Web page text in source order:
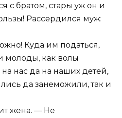
с братом, стары уж он и
Рассердился муж:
Куда им податься,
молоды, как волы
нас да на наших детей,
да занеможили, так и
жена. — Не